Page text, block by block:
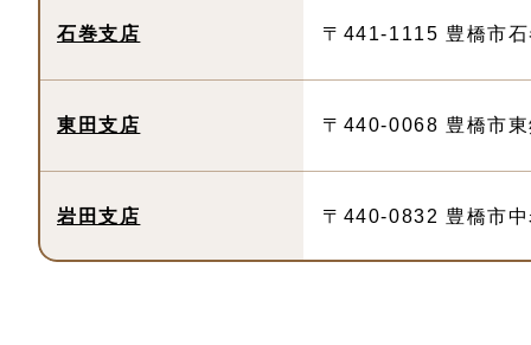
石巻支店 〒441-1115 豊橋市
東田支店 〒440-0068 豊橋市
岩田支店 〒440-0832 豊橋市